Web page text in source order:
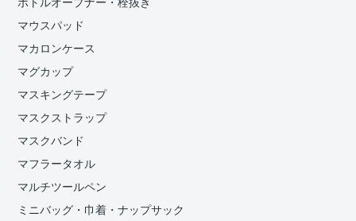
マウスパッド
マカロンケース
マグカップ
マスキングテープ
マスクストラップ
マスクバンド
マフラータオル
マルチツールペン
ミニバッグ・巾着・ナップサック